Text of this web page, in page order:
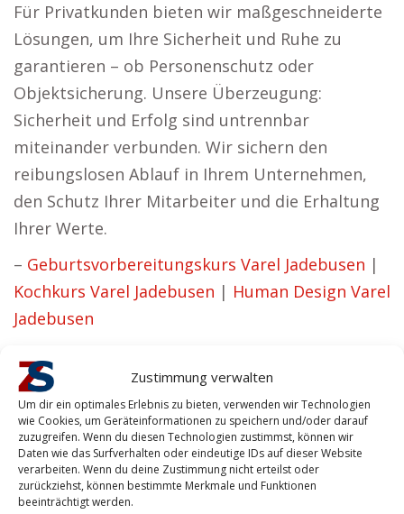
Zustimmung verwalten
Um dir ein optimales Erlebnis zu bieten, verwenden wir Technologien
wie Cookies, um Geräteinformationen zu speichern und/oder darauf
zuzugreifen. Wenn du diesen Technologien zustimmst, können wir
Daten wie das Surfverhalten oder eindeutige IDs auf dieser Website
verarbeiten. Wenn du deine Zustimmung nicht erteilst oder
zurückziehst, können bestimmte Merkmale und Funktionen
beeinträchtigt werden.
Für Privatkunden bieten wir maßgeschneiderte
Lösungen, um Ihre Sicherheit und Ruhe zu
garantieren – ob Personenschutz oder
Objektsicherung. Unsere Überzeugung:
Sicherheit und Erfolg sind untrennbar
miteinander verbunden. Wir sichern den
reibungslosen Ablauf in Ihrem Unternehmen,
den Schutz Ihrer Mitarbeiter und die Erhaltung
Ihrer Werte.
– Geburtsvorbereitungskurs Varel Jadebusen |
Kochkurs Varel Jadebusen | Human Design Varel
Jadebusen
Melanie C. – Kurze Wege sowie persönliche
Betreuung.
Varel Jadebusen
Beim Thema Personenschutz ist